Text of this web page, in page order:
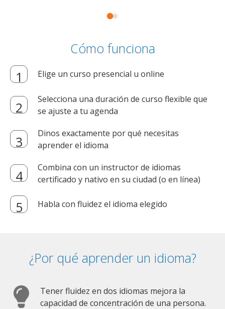
Cómo funciona
Elige un curso presencial u online
Selecciona una duración de curso flexible que
se ajuste a tu agenda
Dinos exactamente por qué necesitas
aprender el idioma
Combina con un instructor de idiomas
certificado y nativo en su ciudad (o en línea)
Habla con fluidez el idioma elegido
¿Por qué aprender un idioma?
Tener fluidez en dos idiomas mejora la
capacidad de concentración de una persona.